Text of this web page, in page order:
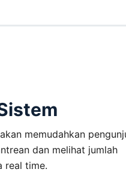
memudahkan
dan melihat jumlah
real time.